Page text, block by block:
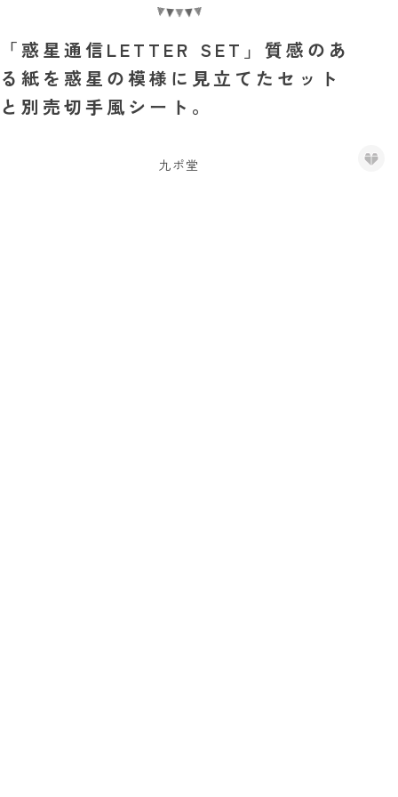
「惑星通信LETTER SET」質感のあ
る紙を惑星の模様に見立てたセット
と別売切手風シート。
九ポ堂